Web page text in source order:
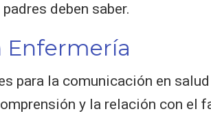
deben saber.
Enfermería
para la comunicación en
y la relación con el